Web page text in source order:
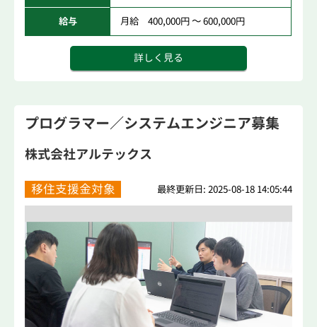
給与 月給 400,000円 ～ 600,000円
詳しく見る
プログラマー／システムエンジニア募集
株式会社アルテックス
移住支援金対象 最終更新日: 2025-08-18 14:05:44